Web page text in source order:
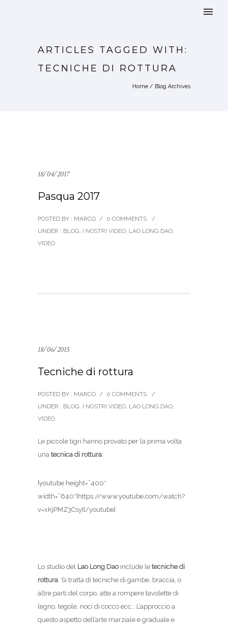
ARTICLES TAGGED WITH:
TECNICHE DI ROTTURA
Home / Blog Archives
18/04/2017
Pasqua 2017
POSTED BY : MARCO / 0 COMMENTS
/
UNDER : BLOG, I NOSTRI VIDEO, LAO LONG DAO,
VIDEO
18/06/2015
Tecniche di rottura
POSTED BY : MARCO / 0 COMMENTS
/
UNDER : BLOG, I NOSTRI VIDEO, LAO LONG DAO,
VIDEO
Le piccole tigri hanno provato per la prima volta
una tecnica di rottura:
[youtube height=”400″
width=”640″]https://www.youtube.com/watch?
v=xKjPMZ3CsyI[/youtube]
Lo studio del Lao Long Daoinclude le tecniche di
rottura. Si tratta di tecniche di gambe, braccia, o
altre parti del corpo, atte a rompere tavolette di
legno, tegole, noci di cocco ecc… L’approccio a
questo aspetto dell’arte marziale è graduale e